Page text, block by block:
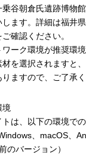
乗谷朝倉氏遺跡博物
します。詳細は福井
確認ください。
ワーク環境が推奨環
材を選択されますと
ますので、ご了承く
境
は、以下の環境で
、macOS、
のバージョン）